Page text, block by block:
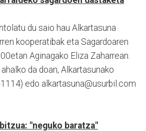
du saio hau Alkartasuna
kooperatibak eta Sagardoaren
Aginagako Eliza Zaharrean.
da doan, Alkartasunako
edo alkartasuna@usurbil.com
"neguko baratza"